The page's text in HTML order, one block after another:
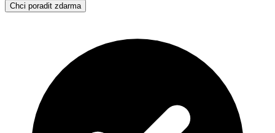
Chci poradit zdarma